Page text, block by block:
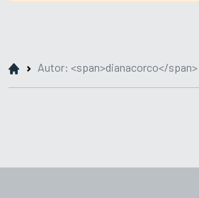
Autor: <span>dianacorco</span>